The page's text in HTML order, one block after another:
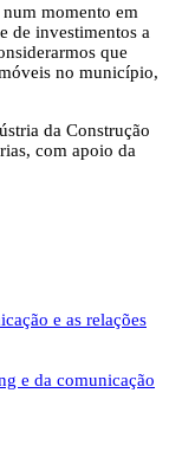
momento em
de investimentos a
que
no município,
da Construção
com apoio da
e as relações
e da comunicação